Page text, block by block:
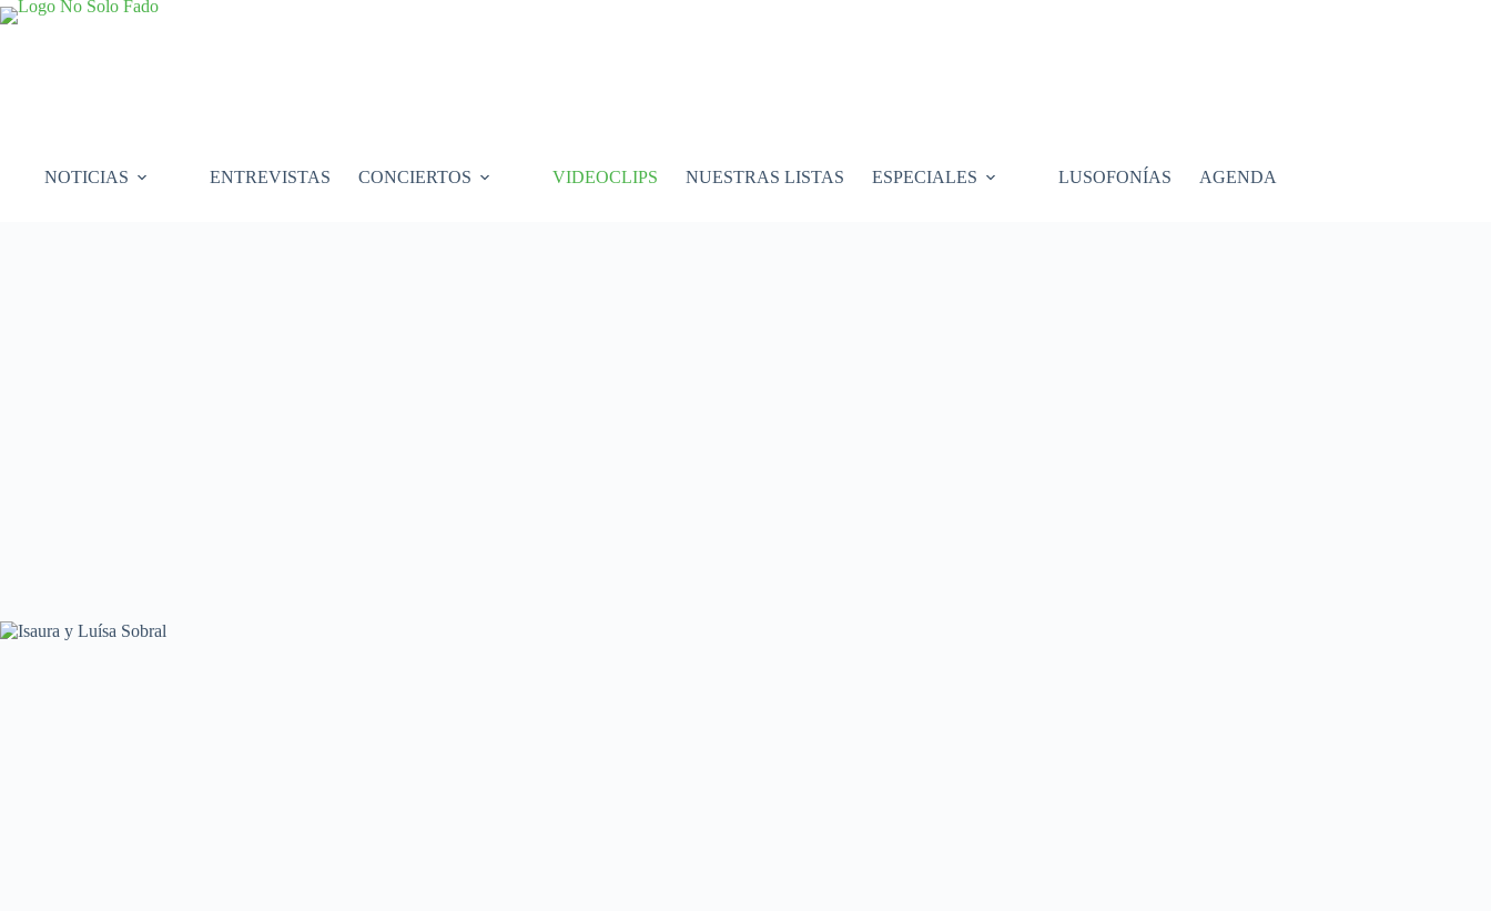
Saltar
al
NOTICIAS ENTREVISTAS CONCIERTOS VIDEOCLIPS NUESTRAS LISTAS ESPECIALES LUSOFONÍAS AGENDA